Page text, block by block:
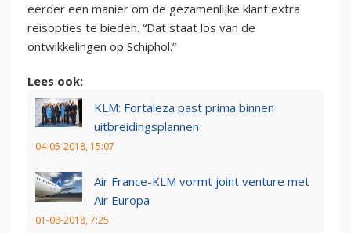
eerder een manier om de gezamenlijke klant extra
reisopties te bieden. “Dat staat los van de
ontwikkelingen op Schiphol.”
Lees ook:
KLM: Fortaleza past prima binnen
uitbreidingsplannen
04-05-2018, 15:07
Air France-KLM vormt joint venture met
Air Europa
01-08-2018, 7:25